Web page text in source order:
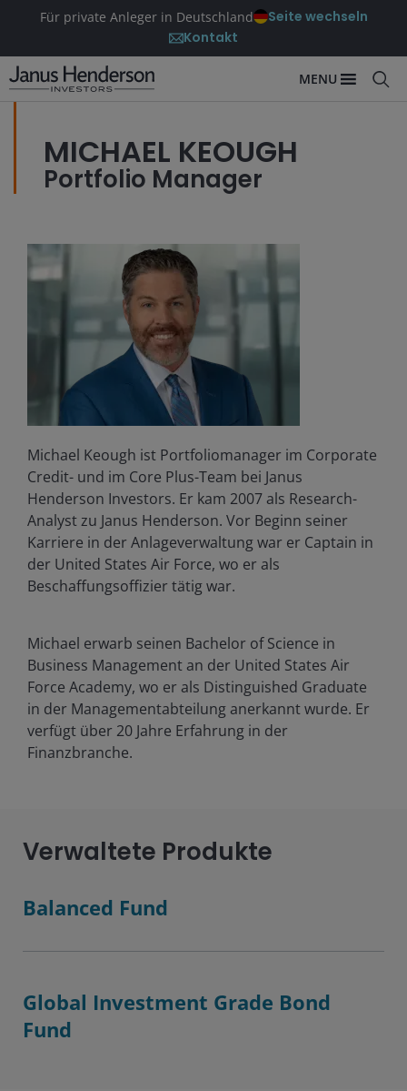
Für private Anleger in Deutschland
Seite wechseln
Kontakt
MENU
MICHAEL KEOUGH
Portfolio Manager
Michael Keough ist Portfoliomanager im Corporate
Credit- und im Core Plus-Team bei Janus
Henderson Investors. Er kam 2007 als Research-
Analyst zu Janus Henderson. Vor Beginn seiner
Karriere in der Anlageverwaltung war er Captain in
der United States Air Force, wo er als
Beschaffungsoffizier tätig war.
Michael erwarb seinen Bachelor of Science in
Business Management an der United States Air
Force Academy, wo er als Distinguished Graduate
in der Managementabteilung anerkannt wurde. Er
verfügt über 20 Jahre Erfahrung in der
Finanzbranche.
Verwaltete Produkte
Balanced Fund
Global Investment Grade Bond
Fund